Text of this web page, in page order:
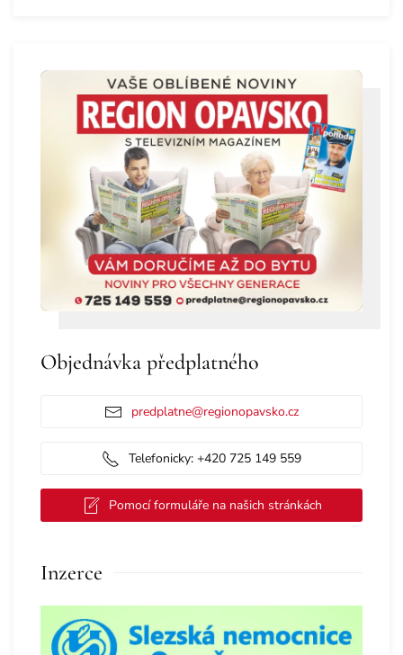
Objednávka předplatného
predplatne@regionopavsko.cz
Telefonicky: +420 725 149 559
Pomocí formuláře na našich stránkách
Inzerce